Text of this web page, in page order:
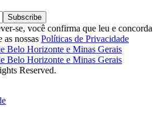
Subscribe
se, você confirma que leu e concorda
as nossas Políticas de Privacidade
Reserved.